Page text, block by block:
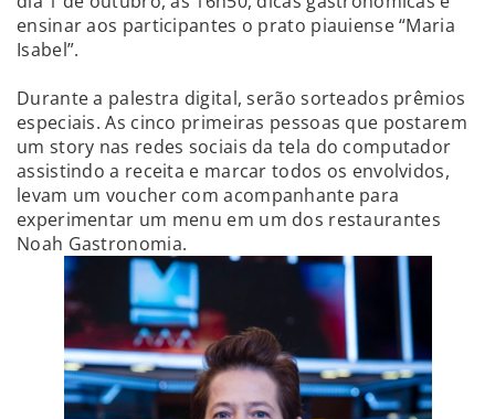
ensinar aos participantes o prato piauiense “Maria
Isabel”.
Durante a palestra digital, serão sorteados prêmios
especiais. As cinco primeiras pessoas que postarem
um story nas redes sociais da tela do computador
assistindo a receita e marcar todos os envolvidos,
levam um voucher com acompanhante para
experimentar um menu em um dos restaurantes
Noah Gastronomia.